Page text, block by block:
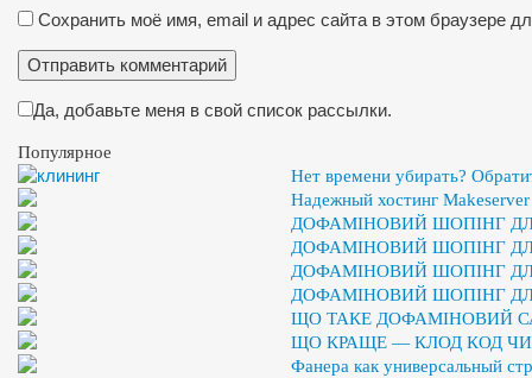
Сохранить моё имя, email и адрес сайта в этом браузере
Да, добавьте меня в свой список рассылки.
Популярное
Нет времени убирать?
Надежный хостинг
ДОФАМІНОВИЙ ШОПІНГ
ДОФАМІНОВИЙ ШОПІНГ
ДОФАМІНОВИЙ ШОПІНГ
ДОФАМІНОВИЙ ШОПІНГ
ЩО ТАКЕ ДОФАМІНОВИЙ
ЩО КРАЩЕ — КЛОД КОД
Фанера как универсальный